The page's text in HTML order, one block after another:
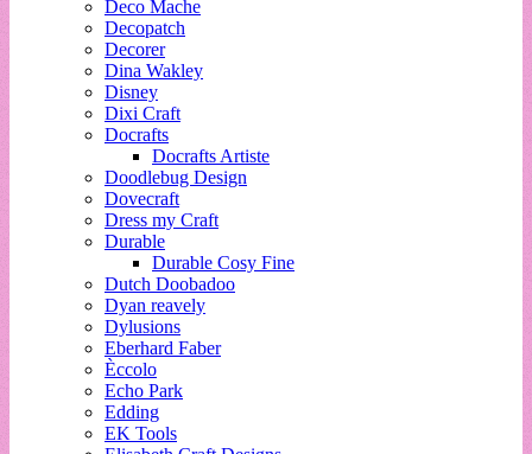
Deco Mache
Decopatch
Decorer
Dina Wakley
Disney
Dixi Craft
Docrafts
Docrafts Artiste
Doodlebug Design
Dovecraft
Dress my Craft
Durable
Durable Cosy Fine
Dutch Doobadoo
Dyan reavely
Dylusions
Eberhard Faber
Èccolo
Echo Park
Edding
EK Tools